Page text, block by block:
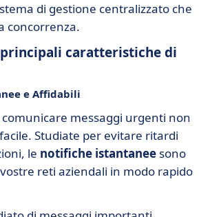
di gestione centralizzato che
concorrenza.
caratteristiche di
e Affidabili
comunicare messaggi urgenti non
Studiate per evitare ritardi
le notifiche istantanee sono
reti aziendali in modo rapido